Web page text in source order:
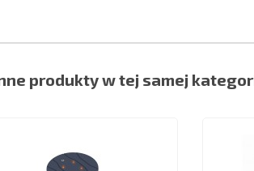
produkty w tej samej